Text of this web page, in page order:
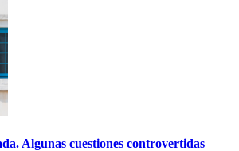
Algunas cuestiones controvertidas